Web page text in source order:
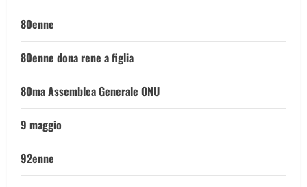
80enne
80enne dona rene a figlia
80ma Assemblea Generale ONU
9 maggio
92enne